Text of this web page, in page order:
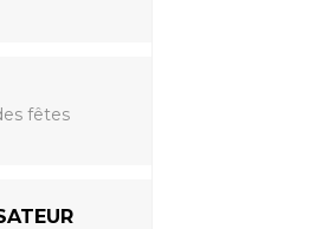
fêtes